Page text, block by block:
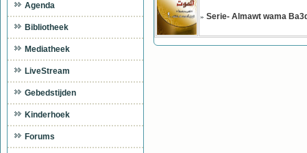
» Serie- Almawt wama
Agenda
Bibliotheek
Mediatheek
LiveStream
Gebedstijden
Kinderhoek
Forums